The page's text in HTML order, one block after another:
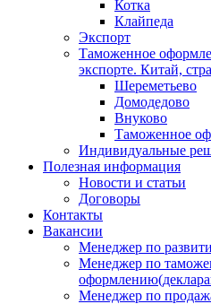
Котка
Клайпеда
Экспорт
Таможенное
экспорте. Китай,
Шереметьево
Домодедово
Внуково
Таможенное
Индивидуальные
Полезная информация
Новости и статьи
Договоры
Контакты
Вакансии
Менеджер по
Менеджер по
Менеджер по